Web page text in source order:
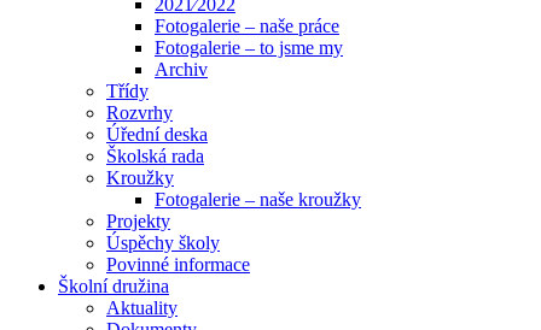
2021⁄2022
Fotogalerie – naše práce
Fotogalerie – to jsme my
Archiv
Třídy
Rozvrhy
Úřední deska
Školská rada
Kroužky
Fotogalerie – naše kroužky
Projekty
Úspěchy školy
Povinné informace
Školní družina
Aktuality